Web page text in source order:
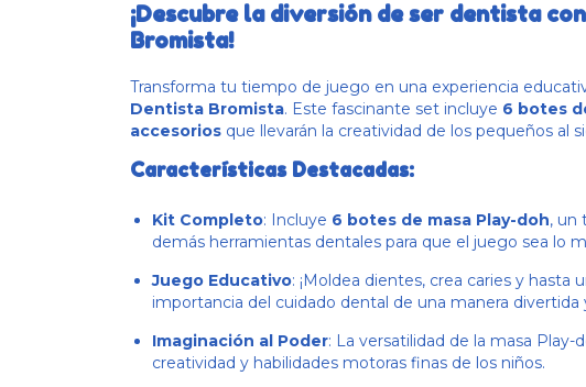
¡Descubre la diversión de ser dentista
Bromista!
Transforma tu tiempo de juego en una experiencia
Dentista Bromista. Este fascinante set incluye 6 botes
accesorios que llevarán la creatividad de los pequeños al
Características Destacadas:
Kit Completo: Incluye 6 botes de masa Play-doh, un
demás herramientas dentales para que el juego sea lo
Juego Educativo: ¡Moldea dientes, crea caries y hasta
importancia del cuidado dental de una manera divertida
Imaginación al Poder: La versatilidad de la masa
creatividad y habilidades motoras finas de los niños.